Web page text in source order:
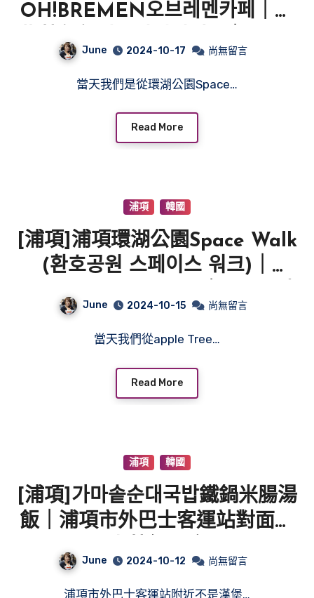
OH!BREMEN오브레멘카페｜王
紫菜包飯왕김밥영일대점｜TAKE
OUT咖啡｜迎日臺展望台영일대
전망대｜
June 2024-10-17 尚無留言
當天我們是從環湖公園Space…
Read More
浦項 韓國
[浦項]浦項環湖公園Space Walk
(환호공원 스페이스 워크)｜
Pohang Space Walk｜雲霄飛車
June 2024-10-15 尚無留言
當天我們從apple Tree…
Read More
浦項 韓國
[浦項]가마솥순대국밥鐵鍋米腸湯
飯｜浦項市外巴士客運站對面｜
June 2024-10-12 尚無留言
浦項市外巴士客運站附近不是漢堡…